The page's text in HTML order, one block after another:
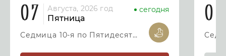
07 Августа, 2026 год
Пятница
сегодня
Седмица 10-я по Пятидесятнице
08